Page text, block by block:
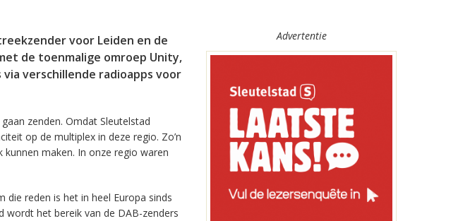
voor Leiden en de
de toenmalige omroep Unity,
verschillende radioapps voor
zenden. Omdat Sleutelstad
op de multiplex in deze regio. Zo’n
maken. In onze regio waren
reden is het in heel Europa sinds
wordt het bereik van de DAB-zenders
Advertentie